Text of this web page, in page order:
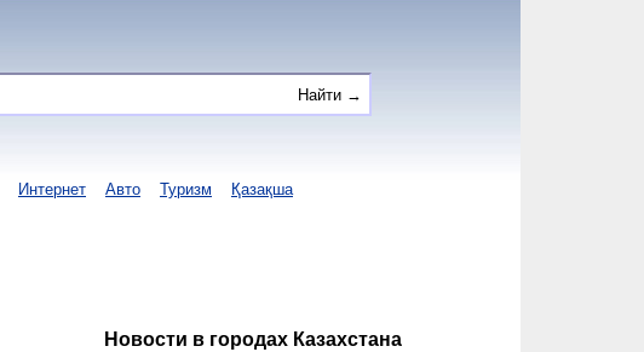
Интернет Авто Туризм Қазақша
Новости в городах Казахстана